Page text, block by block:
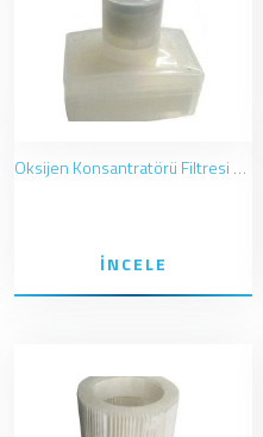
Oksijen Konsantratörü Filtresi Pall Tuzluklu Filtre Çeşitleri
İNCELE